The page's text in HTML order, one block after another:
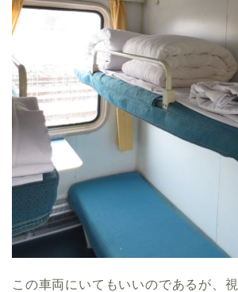
この車両にいてもいいのであるが、